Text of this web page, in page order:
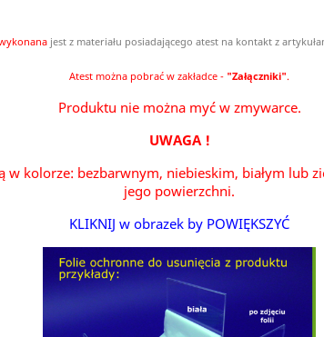
jest z materiału posiadającego atest na kontakt z
Atest można pobrać w zakładce - "Załączniki".
Produktu nie można myć w zmywarce.
UWAGA !
w kolorze: bezbarwnym, niebieskim, białym lub
jego powierzchni.
KLIKNIJ w obrazek by POWIĘKSZYĆ